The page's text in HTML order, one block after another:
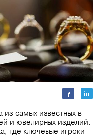
из самых известных в
и ювелирных изделий.
где ключевые игроки